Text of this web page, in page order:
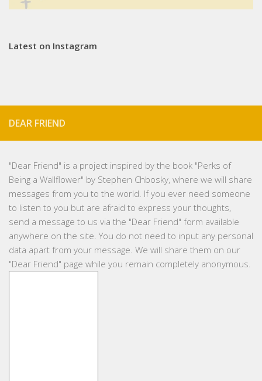
Latest on Instagram
DEAR FRIEND
"Dear Friend" is a project inspired by the book "Perks of
Being a Wallflower" by Stephen Chbosky, where we will share
messages from you to the world. If you ever need someone
to listen to you but are afraid to express your thoughts,
send a message to us via the "Dear Friend" form available
anywhere on the site. You do not need to input any personal
data apart from your message. We will share them on our
"Dear Friend" page while you remain completely anonymous.